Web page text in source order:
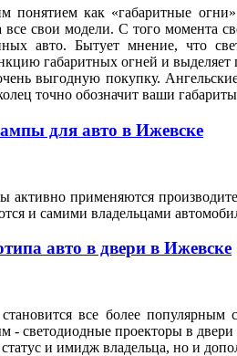
понятием как «габаритные
все свои модели. С того момента
авто. Бытует мнение, что
габаритных огней и
выгодную покупку.
точно обозначит ваши
для авто в Ижевске
активно применяются
и самими владельцами
авто в двери в Ижевске
все более
- светодиодные проекторы в
и имидж владельца, но и